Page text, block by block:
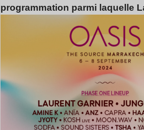
programmation parmi laquelle